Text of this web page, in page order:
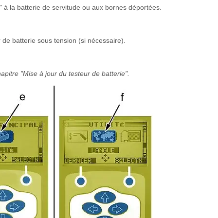
la batterie de servitude ou aux bornes déportées.
batterie sous tension (si nécessaire).
"Mise à jour du testeur de batterie".